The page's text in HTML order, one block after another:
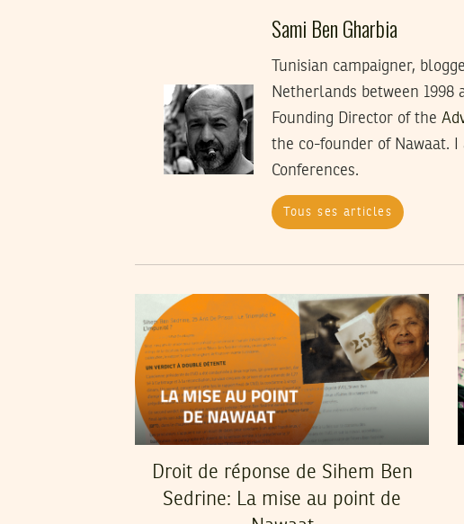
Sami Ben Gharbia
Tunisian campaigner,
Netherlands between 1998
Founding Director of the
the co-founder of Nawaat. I
Conferences.
Tous ses articles
Droit de réponse de Sihem Ben
Sedrine: La mise au point de